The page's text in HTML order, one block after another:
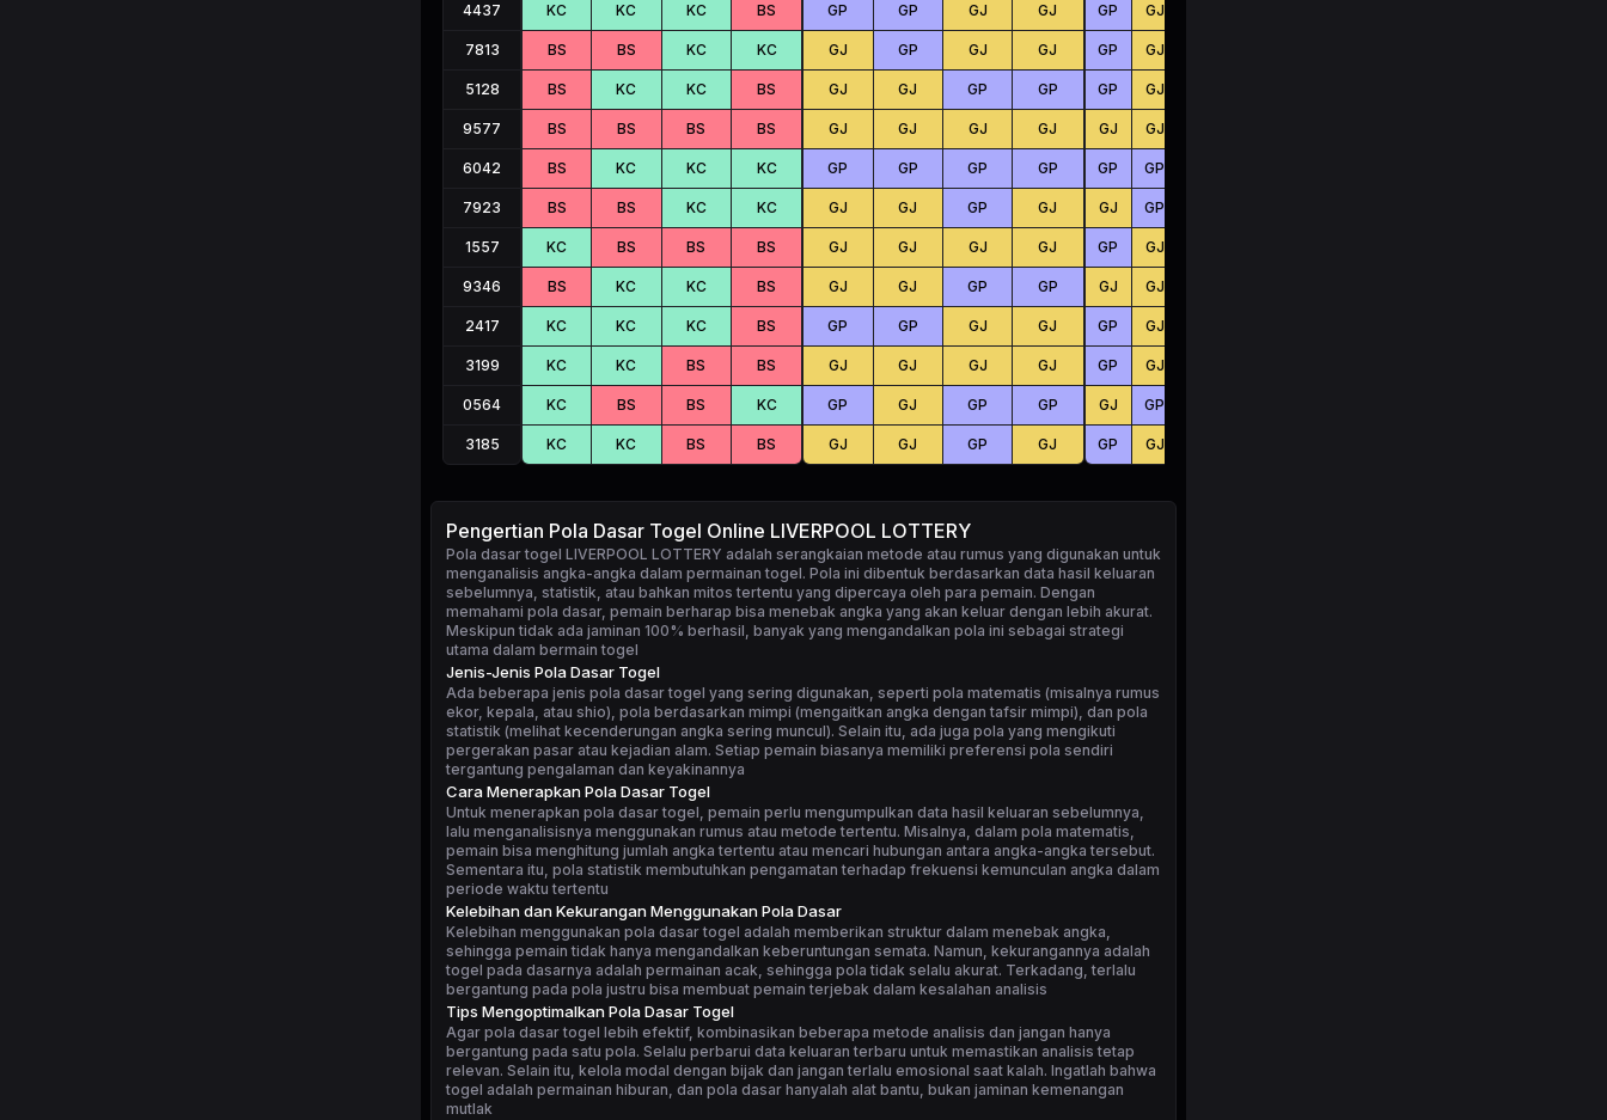
4437
7813
5128
9577
6042
7923
1557
9346
2417
3199
0564
3185
KC KC KC BS
BS BS KC KC
BS KC KC BS
BS BS BS BS
BS KC KC KC
BS BS KC KC
KC BS BS BS
BS KC KC BS
KC KC KC BS
KC KC BS BS
KC BS BS KC
KC KC BS BS
GP GP GJ GJ
GJ GP GJ GJ
GJ GJ GP GP
GJ GJ GJ GJ
GP GP GP GP
GJ GJ GP GJ
GJ GJ GJ GJ
GJ GJ GP GP
GP GP GJ GJ
GJ GJ GJ GJ
GP GJ GP GP
GJ GJ GP GJ
GP GJ
GP GJ
GP GJ
GJ GJ
GP GP
GJ GP
GP GJ
GJ GJ
GP GJ
GP GJ
GJ GP
GP GJ
Pengertian Pola Dasar Togel Online LIVERPOOL LOTTERY
Pola dasar togel LIVERPOOL LOTTERY adalah serangkaian metode atau rumus yang digunakan untuk
menganalisis angka-angka dalam permainan togel. Pola ini dibentuk berdasarkan data hasil keluaran
sebelumnya, statistik, atau bahkan mitos tertentu yang dipercaya oleh para pemain. Dengan
memahami pola dasar, pemain berharap bisa menebak angka yang akan keluar dengan lebih akurat.
Meskipun tidak ada jaminan 100% berhasil, banyak yang mengandalkan pola ini sebagai strategi
utama dalam bermain togel
Jenis-Jenis Pola Dasar Togel
Ada beberapa jenis pola dasar togel yang sering digunakan, seperti pola matematis (misalnya rumus
ekor, kepala, atau shio), pola berdasarkan mimpi (mengaitkan angka dengan tafsir mimpi), dan pola
statistik (melihat kecenderungan angka sering muncul). Selain itu, ada juga pola yang mengikuti
pergerakan pasar atau kejadian alam. Setiap pemain biasanya memiliki preferensi pola sendiri
tergantung pengalaman dan keyakinannya
Cara Menerapkan Pola Dasar Togel
Untuk menerapkan pola dasar togel, pemain perlu mengumpulkan data hasil keluaran sebelumnya,
lalu menganalisisnya menggunakan rumus atau metode tertentu. Misalnya, dalam pola matematis,
pemain bisa menghitung jumlah angka tertentu atau mencari hubungan antara angka-angka tersebut.
Sementara itu, pola statistik membutuhkan pengamatan terhadap frekuensi kemunculan angka dalam
periode waktu tertentu
Kelebihan dan Kekurangan Menggunakan Pola Dasar
Kelebihan menggunakan pola dasar togel adalah memberikan struktur dalam menebak angka,
sehingga pemain tidak hanya mengandalkan keberuntungan semata. Namun, kekurangannya adalah
togel pada dasarnya adalah permainan acak, sehingga pola tidak selalu akurat. Terkadang, terlalu
bergantung pada pola justru bisa membuat pemain terjebak dalam kesalahan analisis
Tips Mengoptimalkan Pola Dasar Togel
Agar pola dasar togel lebih efektif, kombinasikan beberapa metode analisis dan jangan hanya
bergantung pada satu pola. Selalu perbarui data keluaran terbaru untuk memastikan analisis tetap
relevan. Selain itu, kelola modal dengan bijak dan jangan terlalu emosional saat kalah. Ingatlah bahwa
togel adalah permainan hiburan, dan pola dasar hanyalah alat bantu, bukan jaminan kemenangan
mutlak